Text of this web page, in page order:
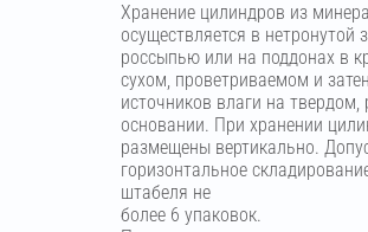
Хранение цилиндров из
осуществляется в нетронутой
россыпью или на поддонах в
сухом, проветриваемом и
источников влаги на
основании. При хранении
размещены вертикально.
горизонтальное
штабеля не
более 6 упаковок.